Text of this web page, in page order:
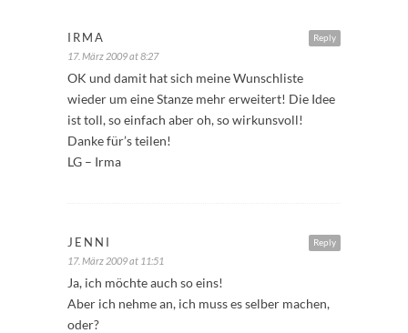
Reply
IRMA
17. März 2009 at 8:27
OK und damit hat sich meine Wunschliste
wieder um eine Stanze mehr erweitert! Die Idee
ist toll, so einfach aber oh, so wirkunsvoll!
Danke für’s teilen!
LG – Irma
Reply
JENNI
17. März 2009 at 11:51
Ja, ich möchte auch so eins!
Aber ich nehme an, ich muss es selber machen,
oder?